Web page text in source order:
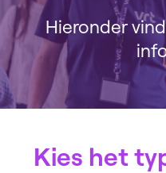
Hieronder
Kies het